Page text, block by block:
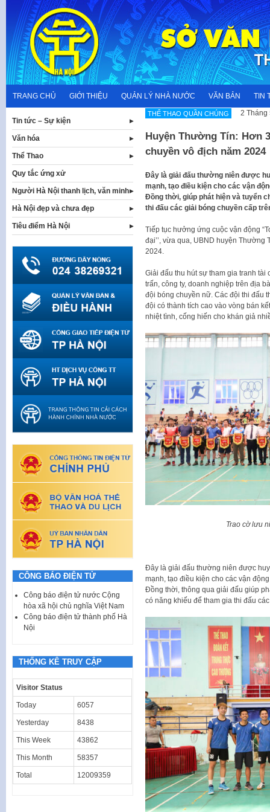
content
TRANG CHỦ GIỚI THIỆU QUẢN LÝ NHÀ NƯỚC VĂN BẢN TIN
THỂ THAO QUẦN CHÚNG 2 Tháng
Huyện Thường Tín: Hơn
chuyền vô địch năm 2024
Đây là giải đấu thường niên được
mạnh, tạo điều kiện cho các vận
Đồng thời, giúp phát hiện và tuyển
thi đấu các giải bóng chuyền cấp
Tiếp tục hưởng ứng cuộc vận động
đại’’, vừa qua, UBND huyện
2024.
Giải đấu thu hút sự tham gia tranh
trấn, công ty, doanh nghiệp trên địa
đội bóng chuyền nữ. Các đội thi đấu
đội có thành tích cao vào vòng bán
nhiệt tình, cống hiến cho khán giả
Trao cờ lưu
Đây là giải đấu thường niên được
mạnh, tạo điều kiện cho các vận
Đồng thời, thông qua giải đấu giúp
có năng khiếu để tham gia thi đấu
Tin tức – Sự kiện
Văn hóa
Thể Thao
Quy tắc ứng xử
Người Hà Nội thanh lịch, văn minh
Hà Nội đẹp và chưa đẹp
Tiêu điểm Hà Nội
CÔNG BÁO ĐIỆN TỬ
Công báo điện tử nước Cộng
hòa xã hội chủ nghĩa Việt Nam
Công báo điện tử thành phố Hà
Nội
THỐNG KÊ TRUY CẬP
Visitor Status
Today 6057
Yesterday 8438
This Week 43862
This Month 58357
Total 12009359